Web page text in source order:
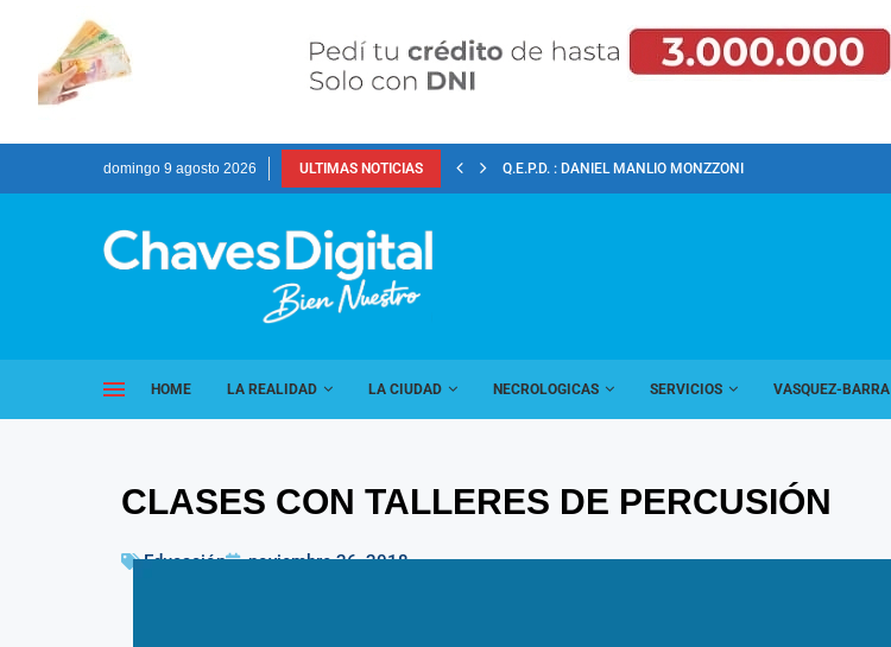
domingo 9 agosto 2026 ULTIMAS NOTICIAS Q.E.P.D. : DANIEL MANLIO MONZZONI
HOME LA REALIDAD LA CIUDAD NECROLOGICAS SERVICIOS VASQUEZ-BARRA
CLASES CON TALLERES DE PERCUSIÓN
Educación noviembre 26, 2018